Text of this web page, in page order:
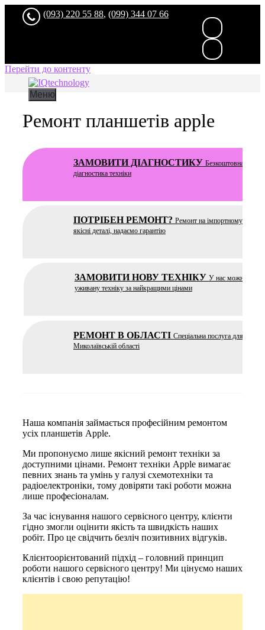
(093) 220 55 88, (099) 344 07 66
Перейти до контенту
Меню
Ремонт планшетів apple
ЗАМОВИТИ ДІАГНОСТИКУ Безкоштовна
діагностика техніки
ПОТРІБЕН РЕМОНТ? Ремонт на імпортному
якісні деталі, надаємо гарантію
ЗАМОВИТИ НОВУ ТЕХНІКУ У нас можна
уживану техніку за найкращими цінами
РЕМОНТ В ОБЛАСТІ Спеціальна послуга для
Миколаївській області
Наша компанія займається професійним ремонтом
усіх планшетів Apple.
Ми пропонуємо лише якісний ремонт техніки за
доступними цінами. Ремонт техніки Apple вимагає
певних знань та умінь у галузі схемотехніки та
радіоелектроніки, тому довіряти такі роботи можна
лише професіоналам.
За час існування нашого сервісного центру, клієнти
гідно змогли оцінити якість та швидкість наших
робіт. Про це свідчить безліч позитивних відгуків.
Клієнтоорієнтований підхід – головний принцип
роботи нашого сервісного центру! Ми цінуємо наших
клієнтів і свою репутацію!